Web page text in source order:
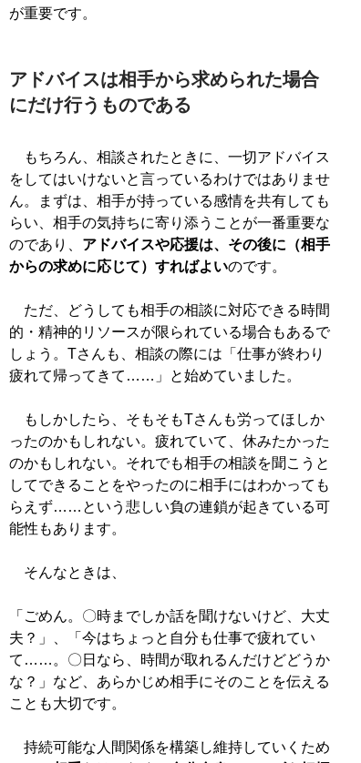
が重要です。
アドバイスは相手から求められた場合
にだけ行うものである
もちろん、相談されたときに、一切アドバイス
をしてはいけないと言っているわけではありませ
ん。まずは、相手が持っている感情を共有しても
らい、相手の気持ちに寄り添うことが一番重要な
のであり、 アドバイスや応援は、その後に（相手
からの求めに応じて）すればよいのです。
ただ、どうしても相手の相談に対応できる時間
的・精神的リソースが限られている場合もあるで
しょう。Tさんも、相談の際には「仕事が終わり
疲れて帰ってきて……」と始めていました。
もしかしたら、そもそもTさんも労ってほしか
ったのかもしれない。疲れていて、休みたかった
のかもしれない。それでも相手の相談を聞こうと
してできることをやったのに相手にはわかっても
らえず……という悲しい負の連鎖が起きている可
能性もあります。
そんなときは、
「ごめん。〇時までしか話を聞けないけど、大丈
夫？」、「今はちょっと自分も仕事で疲れてい
て……。〇日なら、時間が取れるんだけどどうか
な？」など、あらかじめ相手にそのことを伝える
ことも大切です。
持続可能な人間関係を構築し維持していくため